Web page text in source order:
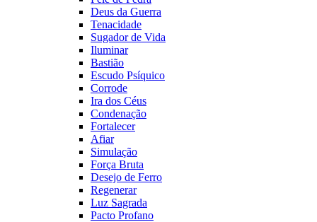
Deus da Guerra
Tenacidade
Sugador de Vida
Iluminar
Bastião
Escudo Psíquico
Corrode
Ira dos Céus
Condenação
Fortalecer
Afiar
Simulação
Força Bruta
Desejo de Ferro
Regenerar
Luz Sagrada
Pacto Profano